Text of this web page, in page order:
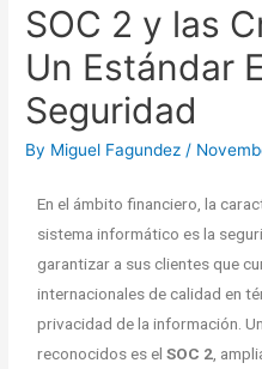
SOC 2 y las
Un Estándar
Seguridad
By Miguel Fagundez /
En el ámbito financiero, la
sistema informático es la
garantizar a sus clientes que
internacionales de calidad en
privacidad de la información.
reconocidos es elSOC 2,